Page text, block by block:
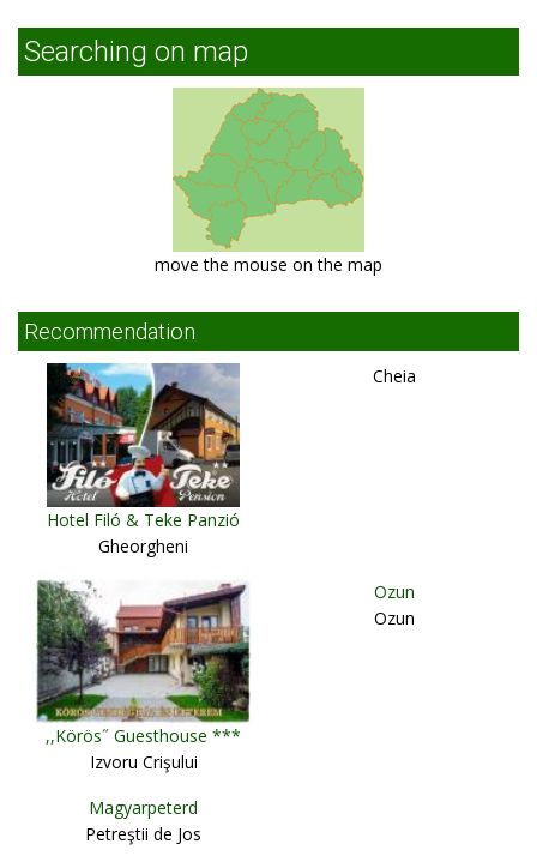
Searching on map
move the mouse on the map
Recommendation
Hotel Filó & Teke Panzió
Gheorgheni
Cheia
,,Körös˝ Guesthouse ***
Izvoru Crişului
Ozun
Ozun
Magyarpeterd
Petreştii de Jos